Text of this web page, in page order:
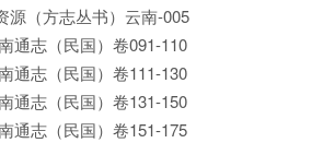
源（方志丛书）云南-005
志（民国）卷091-110
志（民国）卷111-130
志（民国）卷131-150
志（民国）卷151-175